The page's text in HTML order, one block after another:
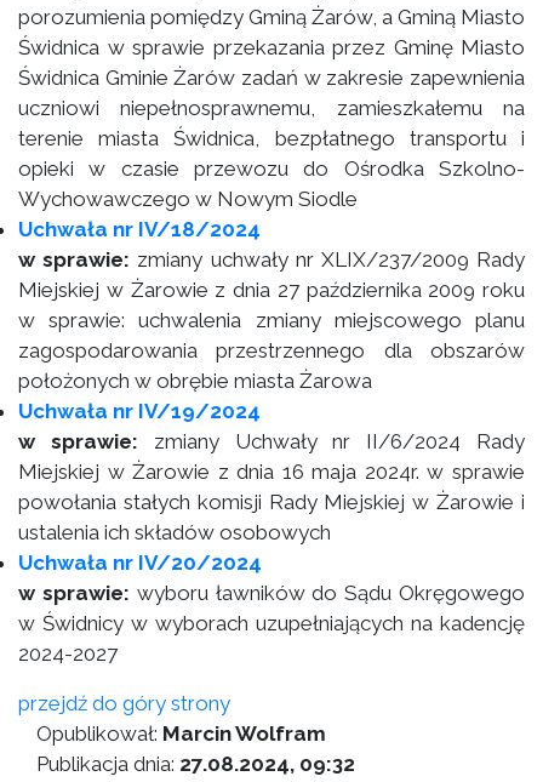
porozumienia pomiędzy Gminą Żarów, a Gminą Miasto
Świdnica w sprawie przekazania przez Gminę Miasto
Świdnica Gminie Żarów zadań w zakresie zapewnienia
uczniowi niepełnosprawnemu, zamieszkałemu na
terenie miasta Świdnica, bezpłatnego transportu i
opieki w czasie przewozu do Ośrodka Szkolno-
Wychowawczego w Nowym Siodle
Uchwała nr IV/18/2024
w sprawie: zmiany uchwały nr XLIX/237/2009 Rady
Miejskiej w Żarowie z dnia 27 października 2009 roku
w sprawie: uchwalenia zmiany miejscowego planu
zagospodarowania przestrzennego dla obszarów
położonych w obrębie miasta Żarowa
Uchwała nr IV/19/2024
w sprawie: zmiany Uchwały nr II/6/2024 Rady
Miejskiej w Żarowie z dnia 16 maja 2024r. w sprawie
powołania stałych komisji Rady Miejskiej w Żarowie i
ustalenia ich składów osobowych
Uchwała nr IV/20/2024
w sprawie: wyboru ławników do Sądu Okręgowego
w Świdnicy w wyborach uzupełniających na kadencję
2024-2027
przejdź do góry strony
Opublikował: Marcin Wolfram
Publikacja dnia: 27.08.2024, 09:32